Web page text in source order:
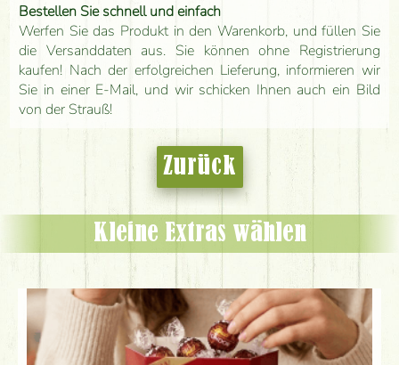
Bestellen Sie schnell und einfach
Werfen Sie das Produkt in den Warenkorb, und füllen Sie
die Versanddaten aus. Sie können ohne Registrierung
kaufen! Nach der erfolgreichen Lieferung, informieren wir
Sie in einer E-Mail, und wir schicken Ihnen auch ein Bild
von der Strauß!
Zurück
Kleine Extras wählen